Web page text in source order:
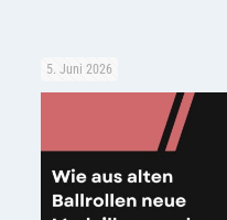
5. Juni 2026